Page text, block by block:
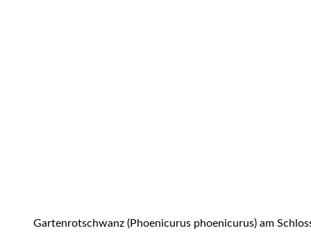
Gartenrotschwanz (Phoenicurus phoenicurus) am